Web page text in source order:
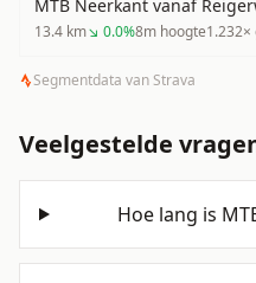
MTB Neerkant vanaf
13.4 km↘ 0.0%8m hoogte1.232×
Segmentdata van Strava
Veelgestelde
Hoe lang is